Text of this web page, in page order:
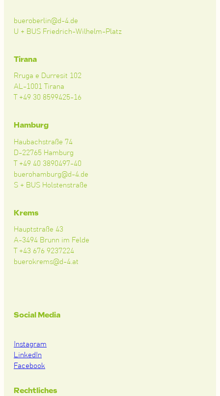
bueroberlin@d-4.de
U + BUS Friedrich-Wilhelm-Platz
Tirana
Rruga e Durresit 102
AL-1001 Tirana
T +49 30 8599425-16
Hamburg
Haubachstraße 74
D-22765 Hamburg
T +49 40 3890497-40
buerohamburg@d-4.de
S + BUS Holstenstraße
Krems
Hauptstraße 43
A-3494 Brunn im Felde
T +43 676 9237224
buerokrems@d-4.at
Social Media
Instagram
LinkedIn
Facebook
Rechtliches